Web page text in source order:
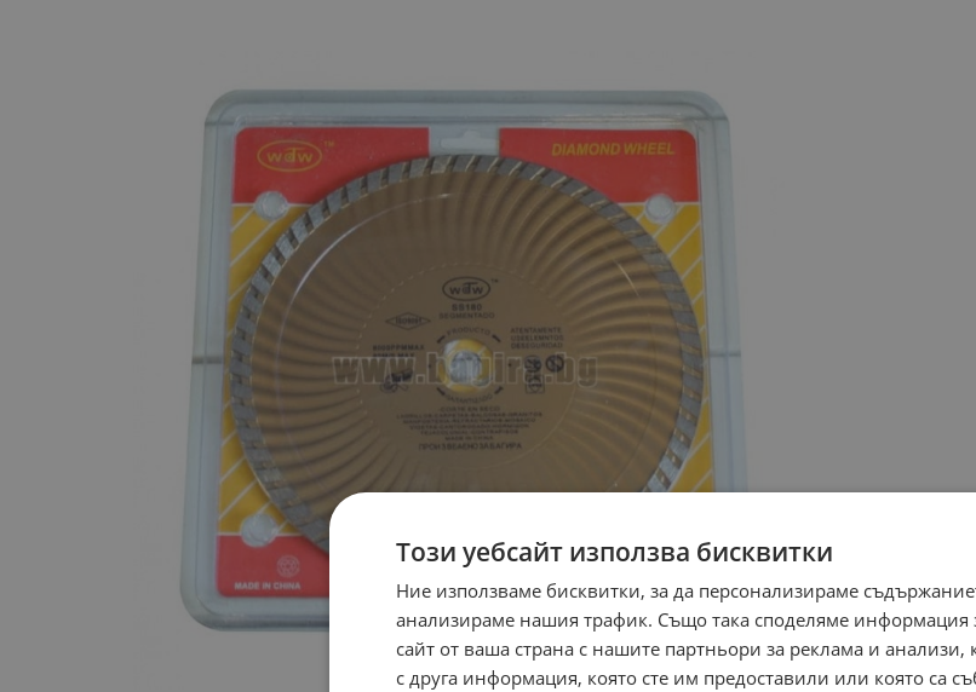
Този уебсайт използва бисквитки
Ние използваме бисквитки, за да персонализираме
анализираме нашия трафик. Също така споделяме информация
сайт от ваша страна с нашите партньори за реклама и
с друга информация, която сте им предоставили или която са